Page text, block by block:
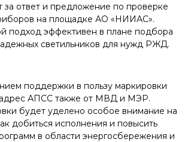
ответ и предложение по проверке
на площадке АО «НИИАС».
подход эффективен в плане подбора
светильников для нужд РЖД.
поддержки в пользу маркировки
адрес АПСС также от МВД и МЭР.
будет уделено особое внимание на
добиться исполнения и повысить
в области энергосбережения и